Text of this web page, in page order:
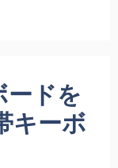
ードを
キーボ